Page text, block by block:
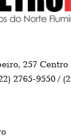
257 Centro
2765-9550 /